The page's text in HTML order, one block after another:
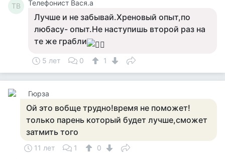
ТВ Телефонист Вася.а
Лучше и не забывай.Хреновый опыт,по
любасу- опыт.Не наступишь второй раз на
те же грабли
5 лет 0 1
Гюрза
Ой это вобще трудно!время не поможет!
только парень который будет лучше,сможет
затмить того
11 лет 1 0